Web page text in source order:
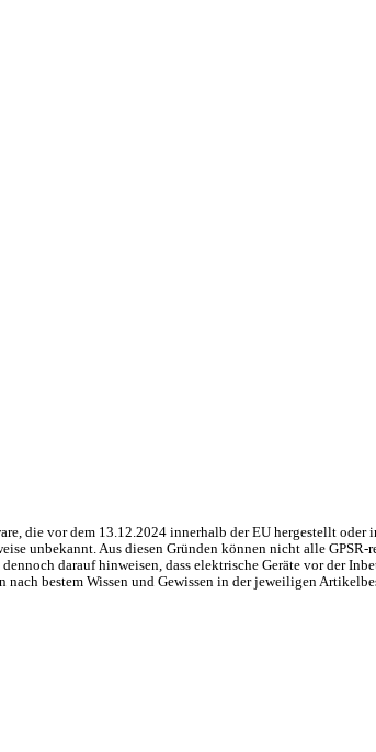
die vor dem 13.12.2024 innerhalb der EU hergestellt
unbekannt. Aus diesen Gründen können nicht alle
darauf hinweisen, dass elektrische Geräte vor der
bestem Wissen und Gewissen in der jeweiligen